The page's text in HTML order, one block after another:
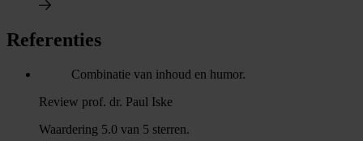
Referenties
Combinatie van inhoud en humor.
Review prof. dr. Paul Iske
Waardering 5.0 van 5 sterren.